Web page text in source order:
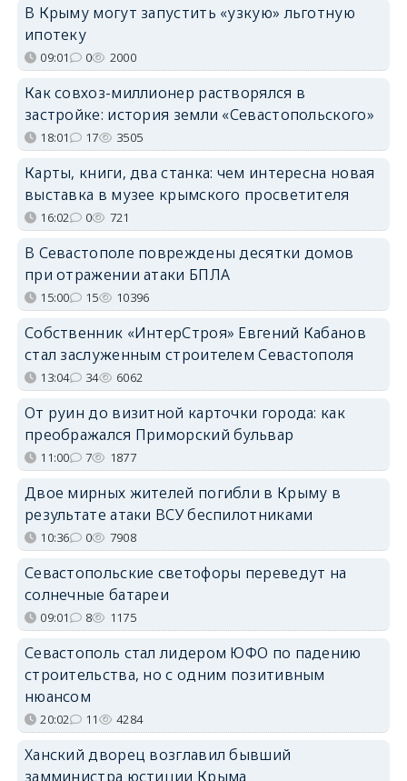
В Крыму могут запустить «узкую» льготную
ипотеку
09:01 0 2000
Как совхоз-миллионер растворялся в
застройке: история земли «Севастопольского»
18:01 17 3505
Карты, книги, два станка: чем интересна новая
выставка в музее крымского просветителя
16:02 0 721
В Севастополе повреждены десятки домов
при отражении атаки БПЛА
15:00 15 10396
Собственник «ИнтерСтроя» Евгений Кабанов
стал заслуженным строителем Севастополя
13:04 34 6062
От руин до визитной карточки города: как
преображался Приморский бульвар
11:00 7 1877
Двое мирных жителей погибли в Крыму в
результате атаки ВСУ беспилотниками
10:36 0 7908
Севастопольские светофоры переведут на
солнечные батареи
09:01 8 1175
Севастополь стал лидером ЮФО по падению
строительства, но с одним позитивным
нюансом
20:02 11 4284
Ханский дворец возглавил бывший
замминистра юстиции Крыма